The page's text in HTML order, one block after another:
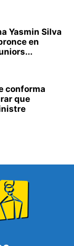
Yasmin Silva
en
conforma
que